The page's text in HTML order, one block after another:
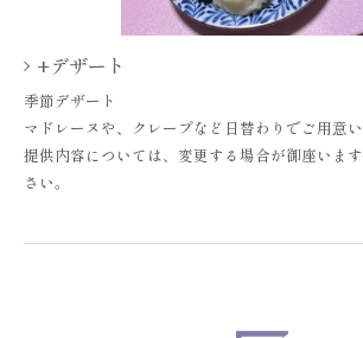
+デザート
季節デザート
マドレーヌや、クレープなど日替わりでご用意い
提供内容については、変更する場合が御座いま
さい。